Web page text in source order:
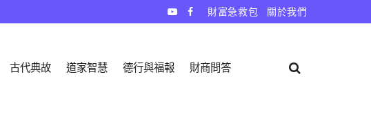
財富急救包 關於我們
古代典故 道家智慧 德行與福報 財商問答